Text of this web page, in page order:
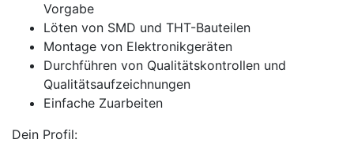
Vorgabe
Löten von SMD und THT-Bauteilen
Montage von Elektronikgeräten
Durchführen von Qualitätskontrollen und
Qualitätsaufzeichnungen
Einfache Zuarbeiten
Dein Profil: